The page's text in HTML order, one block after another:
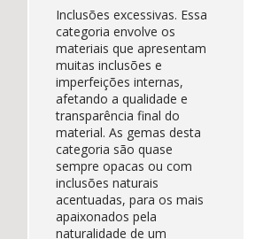
Inclusões excessivas. Essa
categoria envolve os
materiais que apresentam
muitas inclusões e
imperfeições internas,
afetando a qualidade e
transparência final do
material. As gemas desta
categoria são quase
sempre opacas ou com
inclusões naturais
acentuadas, para os mais
apaixonados pela
naturalidade de um